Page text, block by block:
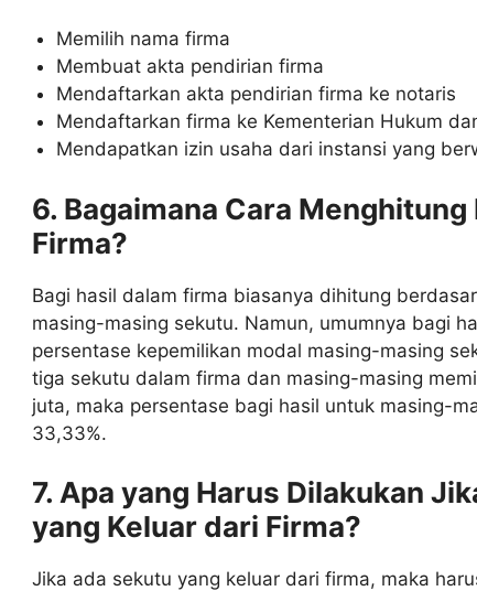
Memilih nama firma
Membuat akta pendirian firma
Mendaftarkan akta pendirian firma ke notaris
Mendaftarkan firma ke Kementerian Hukum
Mendapatkan izin usaha dari instansi yang
6. Bagaimana Cara Menghitung
Firma?
Bagi hasil dalam firma biasanya dihitung
masing-masing sekutu. Namun, umumnya bagi
persentase kepemilikan modal masing-masing
tiga sekutu dalam firma dan masing-masing
juta, maka persentase bagi hasil untuk masing-
33,33%.
7. Apa yang Harus Dilakukan
yang Keluar dari Firma?
Jika ada sekutu yang keluar dari firma, maka